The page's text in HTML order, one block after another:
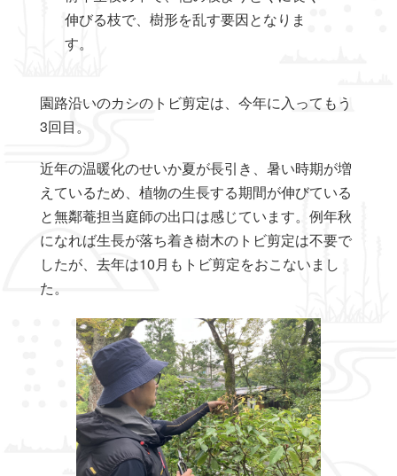
伸びる枝で、樹形を乱す要因となりま
す。
園路沿いのカシのトビ剪定は、今年に入ってもう
3回目。
近年の温暖化のせいか夏が長引き、暑い時期が増
えているため、植物の生長する期間が伸びている
と無鄰菴担当庭師の出口は感じています。例年秋
になれば生長が落ち着き樹木のトビ剪定は不要で
したが、去年は10月もトビ剪定をおこないまし
た。